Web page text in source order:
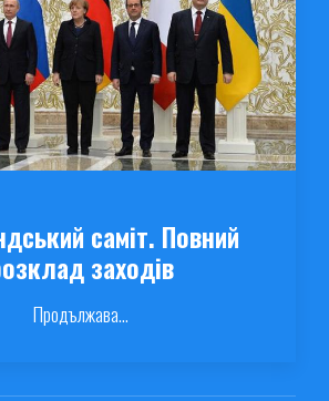
саміт. Повний
заходів
Продължава...